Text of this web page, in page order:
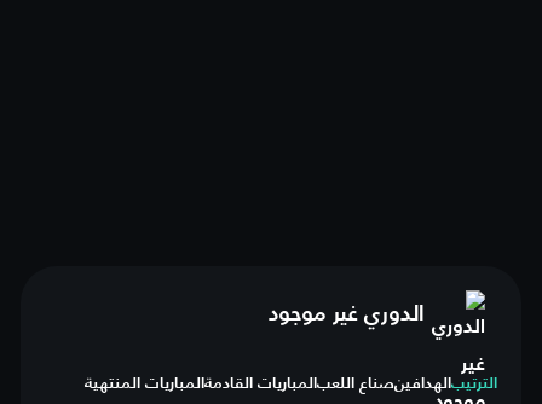
الدوري غير موجود
الترتيبالهدافينصناع اللعبالمباريات القادمةالمباريات المنتهية